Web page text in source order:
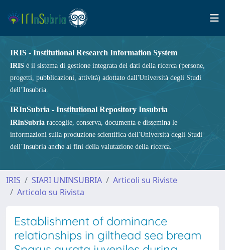
IRIS - Institutional Research Information System
IRIS è il sistema di gestione integrata dei dati della ricerca (persone,
progetti, pubblicazioni, attività) adottato dall'Università degli Studi
dell’Insubria.
IRInSubria - Institutional Repository Insubria
IRInSubria raccoglie, conserva, documenta e dissemina le
informazioni sulla produzione scientifica dell'Università degli Studi
dell’Insubria anche ai fini della valutazione della ricerca.
IRIS SIARI UNINSUBRIA
Articoli su Riviste
Articolo su Rivista
Establishment of dominance
relationships in gilthead sea bream